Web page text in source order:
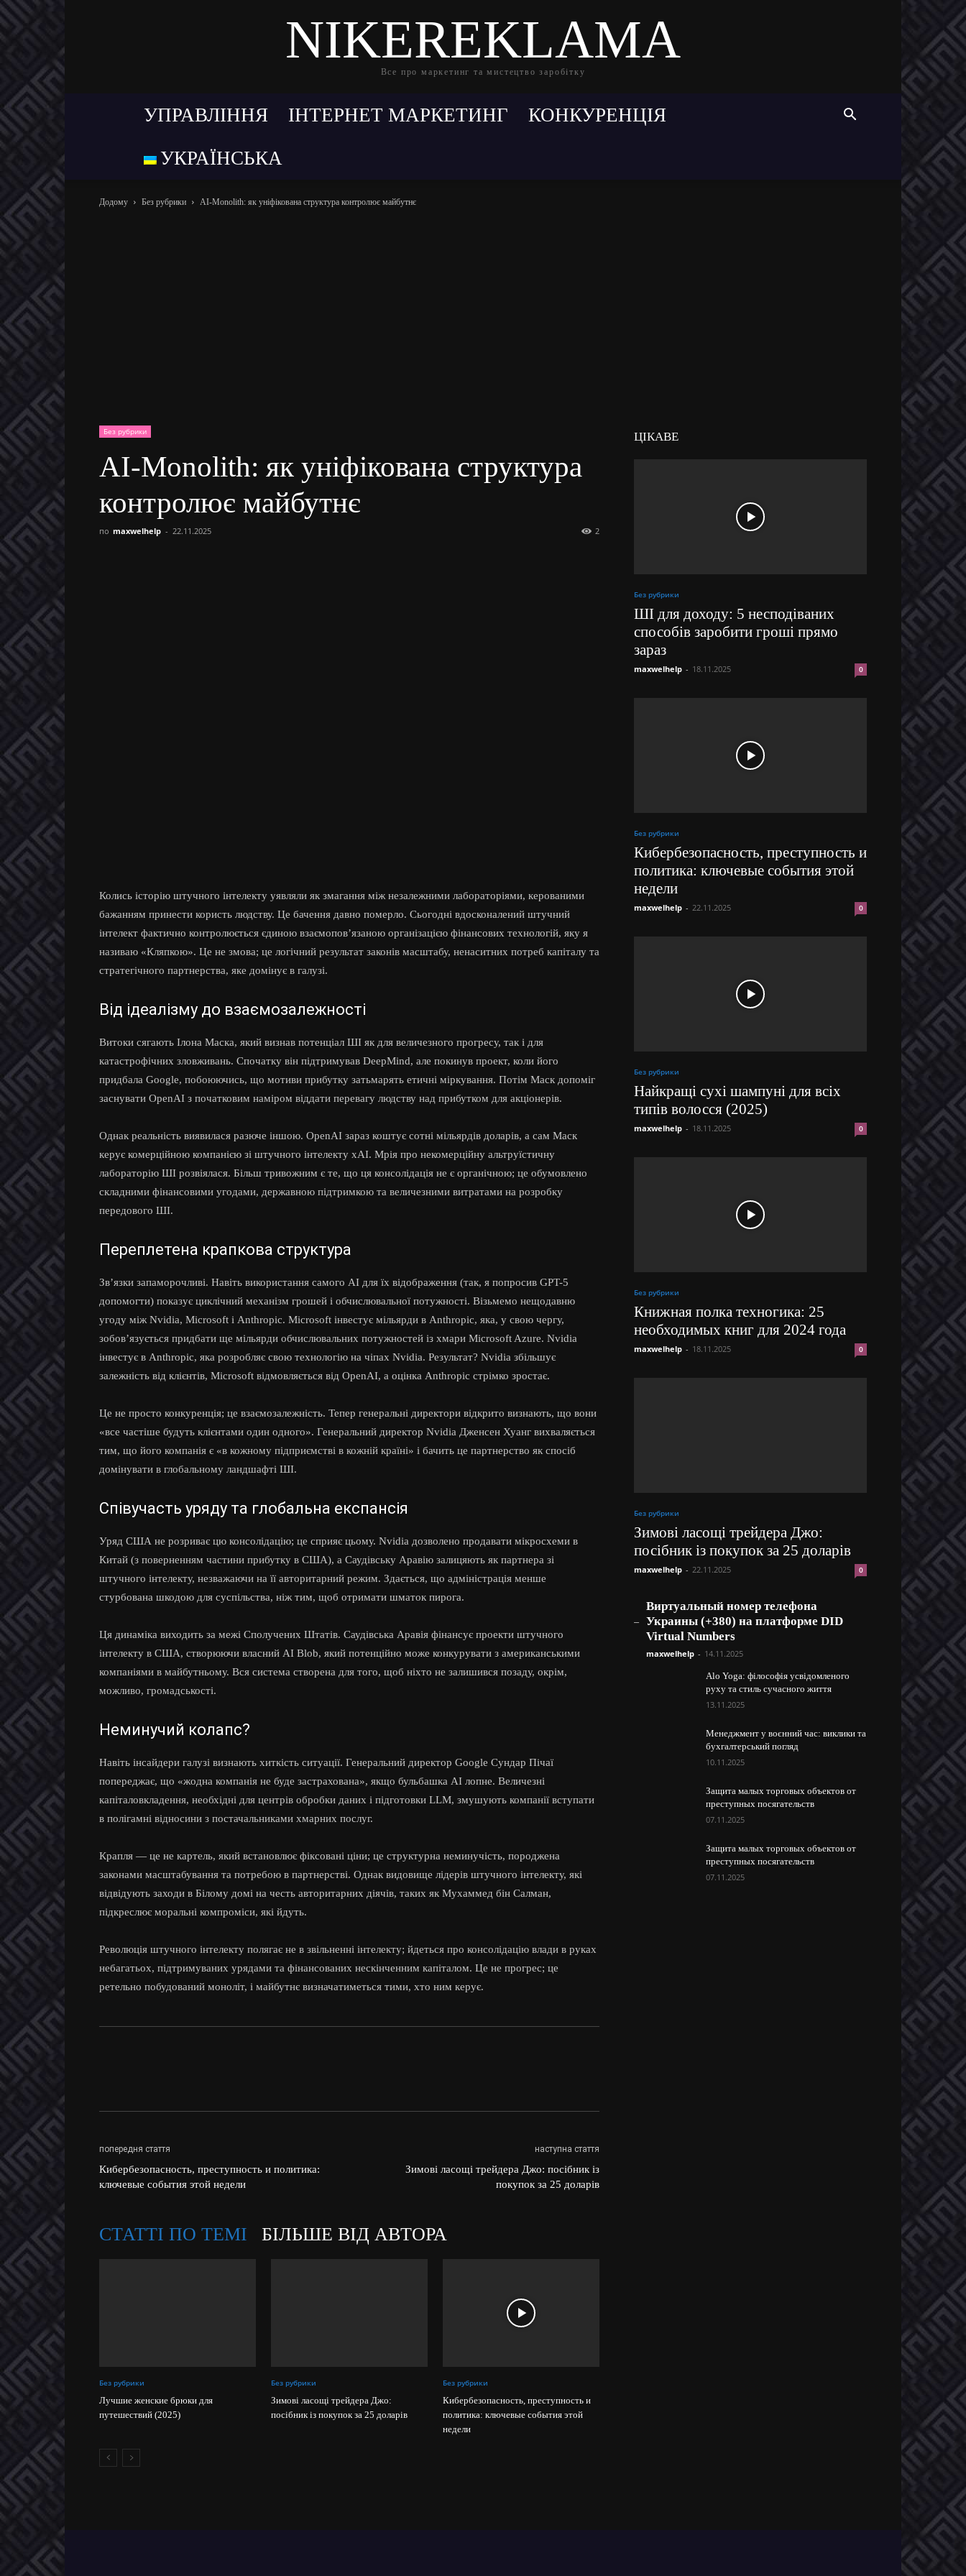
NIKEREKLAMA
Все про маркетинг та мистецтво заробітку
УПРАВЛІННЯ ІНТЕРНЕТ МАРКЕТИНГ
КОНКУРЕНЦІЯ
УКРАЇНСЬКА
Додому Без рубрики AI-Monolith: як уніфікована структура контролює майбутнє
Без рубрики
AI-Monolith: як уніфікована структура
контролює майбутнє
по maxwelhelp - 22.11.2025 2
Колись історію штучного інтелекту уявляли як змагання між незалежними лабораторіями, керованими
бажанням принести користь людству. Це бачення давно померло. Сьогодні вдосконалений штучний
інтелект фактично контролюється єдиною взаємопов’язаною організацією фінансових технологій, яку я
називаю «Кляпкою». Це не змова; це логічний результат законів масштабу, ненаситних потреб капіталу та
стратегічного партнерства, яке домінує в галузі.
Від ідеалізму до взаємозалежності
Витоки сягають Ілона Маска, який визнав потенціал ШІ як для величезного прогресу, так і для
катастрофічних зловживань. Спочатку він підтримував DeepMind, але покинув проект, коли його
придбала Google, побоюючись, що мотиви прибутку затьмарять етичні міркування. Потім Маск допоміг
заснувати OpenAI з початковим наміром віддати перевагу людству над прибутком для акціонерів.
Однак реальність виявилася разюче іншою. OpenAI зараз коштує сотні мільярдів доларів, а сам Маск
керує комерційною компанією зі штучного інтелекту xAI. Мрія про некомерційну альтруїстичну
лабораторію ШІ розвіялася. Більш тривожним є те, що ця консолідація не є органічною; це обумовлено
складними фінансовими угодами, державною підтримкою та величезними витратами на розробку
передового ШІ.
Переплетена крапкова структура
Зв’язки запаморочливі. Навіть використання самого AI для їх відображення (так, я попросив GPT-5
допомогти) показує циклічний механізм грошей і обчислювальної потужності. Візьмемо нещодавню
угоду між Nvidia, Microsoft і Anthropic. Microsoft інвестує мільярди в Anthropic, яка, у свою чергу,
зобов’язується придбати ще мільярди обчислювальних потужностей із хмари Microsoft Azure. Nvidia
інвестує в Anthropic, яка розробляє свою технологію на чіпах Nvidia. Результат? Nvidia збільшує
залежність від клієнтів, Microsoft відмовляється від OpenAI, а оцінка Anthropic стрімко зростає.
Це не просто конкуренція; це взаємозалежність. Тепер генеральні директори відкрито визнають, що вони
«все частіше будуть клієнтами один одного». Генеральний директор Nvidia Дженсен Хуанг вихваляється
тим, що його компанія є «в кожному підприємстві в кожній країні» і бачить це партнерство як спосіб
домінувати в глобальному ландшафті ШІ.
Співучасть уряду та глобальна експансія
Уряд США не розриває цю консолідацію; це сприяє цьому. Nvidia дозволено продавати мікросхеми в
Китай (з поверненням частини прибутку в США), а Саудівську Аравію залицяють як партнера зі
штучного інтелекту, незважаючи на її авторитарний режим. Здається, що адміністрація менше
стурбована шкодою для суспільства, ніж тим, щоб отримати шматок пирога.
Ця динаміка виходить за межі Сполучених Штатів. Саудівська Аравія фінансує проекти штучного
інтелекту в США, створюючи власний AI Blob, який потенційно може конкурувати з американськими
компаніями в майбутньому. Вся система створена для того, щоб ніхто не залишився позаду, окрім,
можливо, громадськості.
Неминучий колапс?
Навіть інсайдери галузі визнають хиткість ситуації. Генеральний директор Google Сундар Пічаї
попереджає, що «жодна компанія не буде застрахована», якщо бульбашка AI лопне. Величезні
капіталовкладення, необхідні для центрів обробки даних і підготовки LLM, змушують компанії вступати
в полігамні відносини з постачальниками хмарних послуг.
Крапля — це не картель, який встановлює фіксовані ціни; це структурна неминучість, породжена
законами масштабування та потребою в партнерстві. Однак видовище лідерів штучного інтелекту, які
відвідують заходи в Білому домі на честь авторитарних діячів, таких як Мухаммед бін Салман,
підкреслює моральні компроміси, які йдуть.
Революція штучного інтелекту полягає не в звільненні інтелекту; йдеться про консолідацію влади в руках
небагатьох, підтримуваних урядами та фінансованих нескінченним капіталом. Це не прогрес; це
ретельно побудований моноліт, і майбутнє визначатиметься тими, хто ним керує.
попередня стаття
Кибербезопасность, преступность и политика:
ключевые события этой недели
наступна стаття
Зимові ласощі трейдера Джо: посібник із
покупок за 25 доларів
СТАТТІ ПО ТЕМІ БІЛЬШЕ ВІД АВТОРА
Без рубрики
Лучшие женские брюки для
путешествий (2025)
Без рубрики
Зимові ласощі трейдера Джо:
посібник із покупок за 25 доларів
Без рубрики
Кибербезопасность, преступность и
политика: ключевые события этой
недели
ЦІКАВЕ
Без рубрики
ШІ для доходу: 5 несподіваних
способів заробити гроші прямо
зараз
maxwelhelp - 18.11.2025 0
Без рубрики
Кибербезопасность, преступность и
политика: ключевые события этой
недели
maxwelhelp - 22.11.2025 0
Без рубрики
Найкращі сухі шампуні для всіх
типів волосся (2025)
maxwelhelp - 18.11.2025 0
Без рубрики
Книжная полка техногика: 25
необходимых книг для 2024 года
maxwelhelp - 18.11.2025 0
Без рубрики
Зимові ласощі трейдера Джо:
посібник із покупок за 25 доларів
maxwelhelp - 22.11.2025 0
Виртуальный номер телефона
Украины (+380) на платформе DID
Virtual Numbers
maxwelhelp - 14.11.2025
Alo Yoga: філософія усвідомленого
руху та стиль сучасного життя
13.11.2025
Менеджмент у воєнний час: виклики та
бухгалтерський погляд
10.11.2025
Защита малых торговых объектов от
преступных посягательств
07.11.2025
Защита малых торговых объектов от
преступных посягательств
07.11.2025